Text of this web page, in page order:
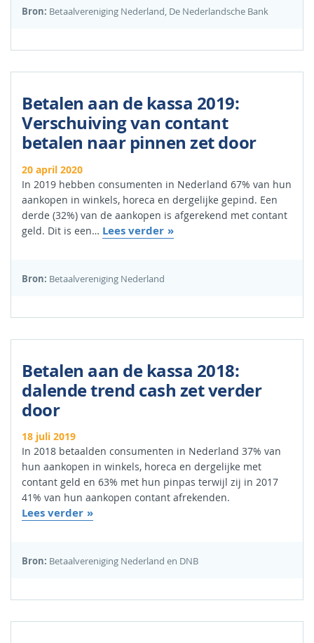
Bron: Betaalvereniging Nederland, De Nederlandsche Bank
Betalen aan de kassa 2019:
Verschuiving van contant
betalen naar pinnen zet door
20 april 2020
In 2019 hebben consumenten in Nederland 67% van hun
aankopen in winkels, horeca en dergelijke gepind. Een
derde (32%) van de aankopen is afgerekend met contant
geld. Dit is een… Lees verder
Bron: Betaalvereniging Nederland
Betalen aan de kassa 2018:
dalende trend cash zet verder
door
18 juli 2019
In 2018 betaalden consumenten in Nederland 37% van
hun aankopen in winkels, horeca en dergelijke met
contant geld en 63% met hun pinpas terwijl zij in 2017
41% van hun aankopen contant afrekenden.
Lees verder
Bron: Betaalvereniging Nederland en DNB